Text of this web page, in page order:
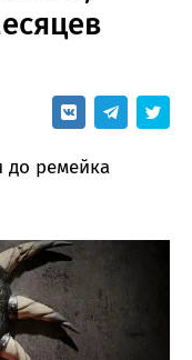
до ремейка